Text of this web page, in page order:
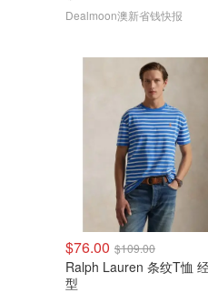
Dealmoon澳新省钱快报
$76.00 $109.00
Ralph Lauren 条纹T恤 经典版
型